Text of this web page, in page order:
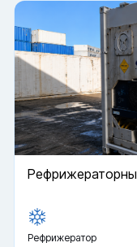
Рефрижератор